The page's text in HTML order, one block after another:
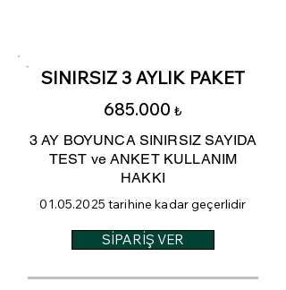
SINIRSIZ 3 AYLIK PAKET
685.000 ₺
3 AY BOYUNCA SINIRSIZ SAYIDA
TEST ve ANKET KULLANIM
HAKKI
01.05.2025 tarihine kadar geçerlidir
SİPARİŞ VER